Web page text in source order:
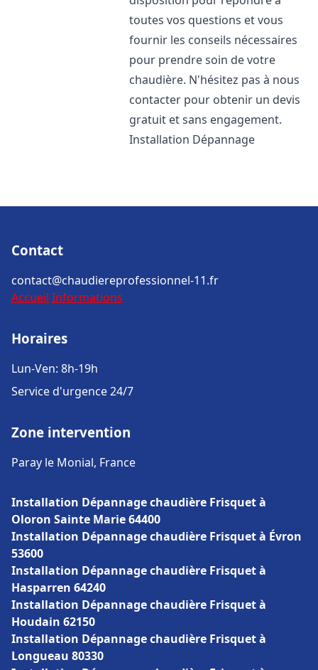
toutes vos questions et vous
fournir les conseils nécessaires
pour prendre soin de votre
chaudière. N'hésitez pas à nous
contacter pour obtenir un devis
gratuit et sans engagement.
Installation Dépannage
Contact
contact@chaudiereprofessionnel-11.fr
Accueil Informations
Horaires
Lun-Ven: 8h-19h
Service d'urgence 24/7
Zone intervention
Paray le Monial, France
Installation Dépannage chaudière Frisquet à
Oloron Sainte Marie 64400
Installation Dépannage chaudière Frisquet à Évron
53600
Installation Dépannage chaudière Frisquet à
Hasparren 64240
Installation Dépannage chaudière Frisquet à
Houdain 62150
Installation Dépannage chaudière Frisquet à
Longueau 80330